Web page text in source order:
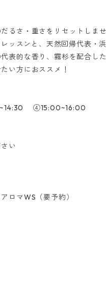
るさ・重さをリセットしま
ッスンと、天然回帰代表・
表的な香り、霧杉を配合
い方におススメ！
④15:00~16:00
い
ロマWS（要予約）